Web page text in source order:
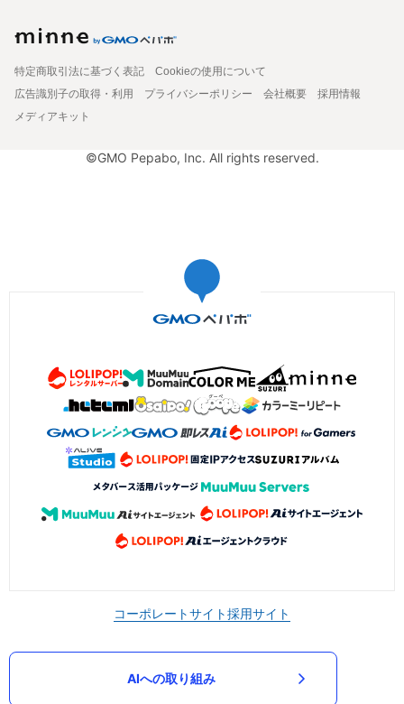
特定商取引法に基づく表記
Cookieの使用について
広告識別子の取得・利用
プライバシーポリシー 会社概要
採用情報
メディアキット
©GMO Pepabo, Inc. All rights reserved.
コーポレートサイト採用サイト
AIへの取り組み